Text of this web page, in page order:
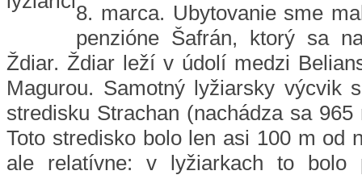
8. marca. Ubytovanie sme
penzióne Šafrán, ktorý sa
Ždiar. Ždiar leží v údolí medzi
Magurou. Samotný lyžiarsky výcvik
stredisku Strachan (nachádza sa
Toto stredisko bolo len asi 100 m od
ale relatívne: v lyžiarkach to bolo